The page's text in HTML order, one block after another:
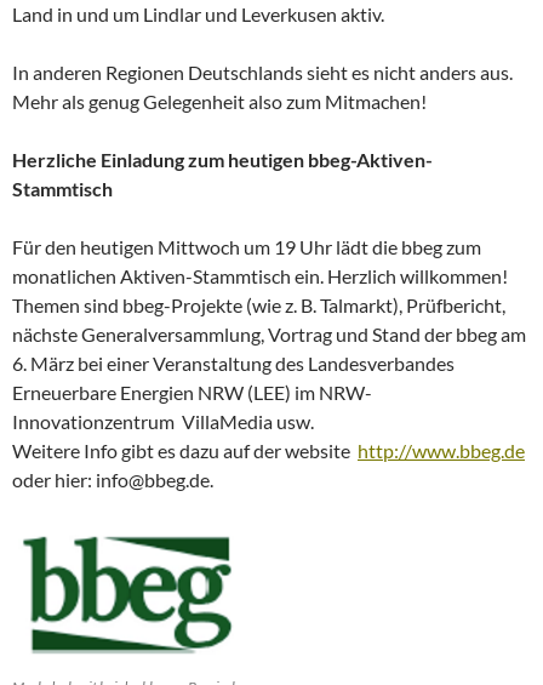
Land in und um Lindlar und Leverkusen aktiv.
In anderen Regionen Deutschlands sieht es nicht anders aus.
Mehr als genug Gelegenheit also zum Mitmachen!
Herzliche Einladung zum heutigen bbeg-Aktiven-
Stammtisch
Für den heutigen Mittwoch um 19 Uhr lädt die bbeg zum
monatlichen Aktiven-Stammtisch ein. Herzlich willkommen!
Themen sind bbeg-Projekte (wie z. B. Talmarkt), Prüfbericht,
nächste Generalversammlung, Vortrag und Stand der bbeg am
6. März bei einer Veranstaltung des Landesverbandes
Erneuerbare Energien NRW (LEE) im NRW-
Innovationzentrum VillaMedia usw.
Weitere Info gibt es dazu auf der website http://www.bbeg.de
oder hier: info@bbeg.de.